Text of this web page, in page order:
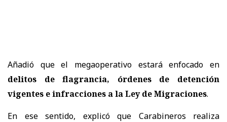
Añadió que el megaoperativo estará enfocado en
delitos de flagrancia, órdenes de detención
vigentes e infracciones a la Ley de Migraciones.
En ese sentido, explicó que Carabineros realiza